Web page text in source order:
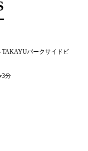
TAKAYUパークサイドビ
3分